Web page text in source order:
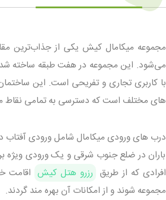
مجموعه میکامال کیش یکی از جذاب‌ترین
می‌شود. این مجموعه در هفت طبقه ساخته
با کاربری تجاری و تفریحی است. این
های مختلف است که دسترسی به تمامی نقاط
درب های ورودی میکامال شامل ورودی
باران در ضلع جنوب شرقی و یک ورودی ویژه
افرادی که از طریق رزرو هتل کیش اقامت
مجموعه شوند و از امکانات آن بهره مند گردند.